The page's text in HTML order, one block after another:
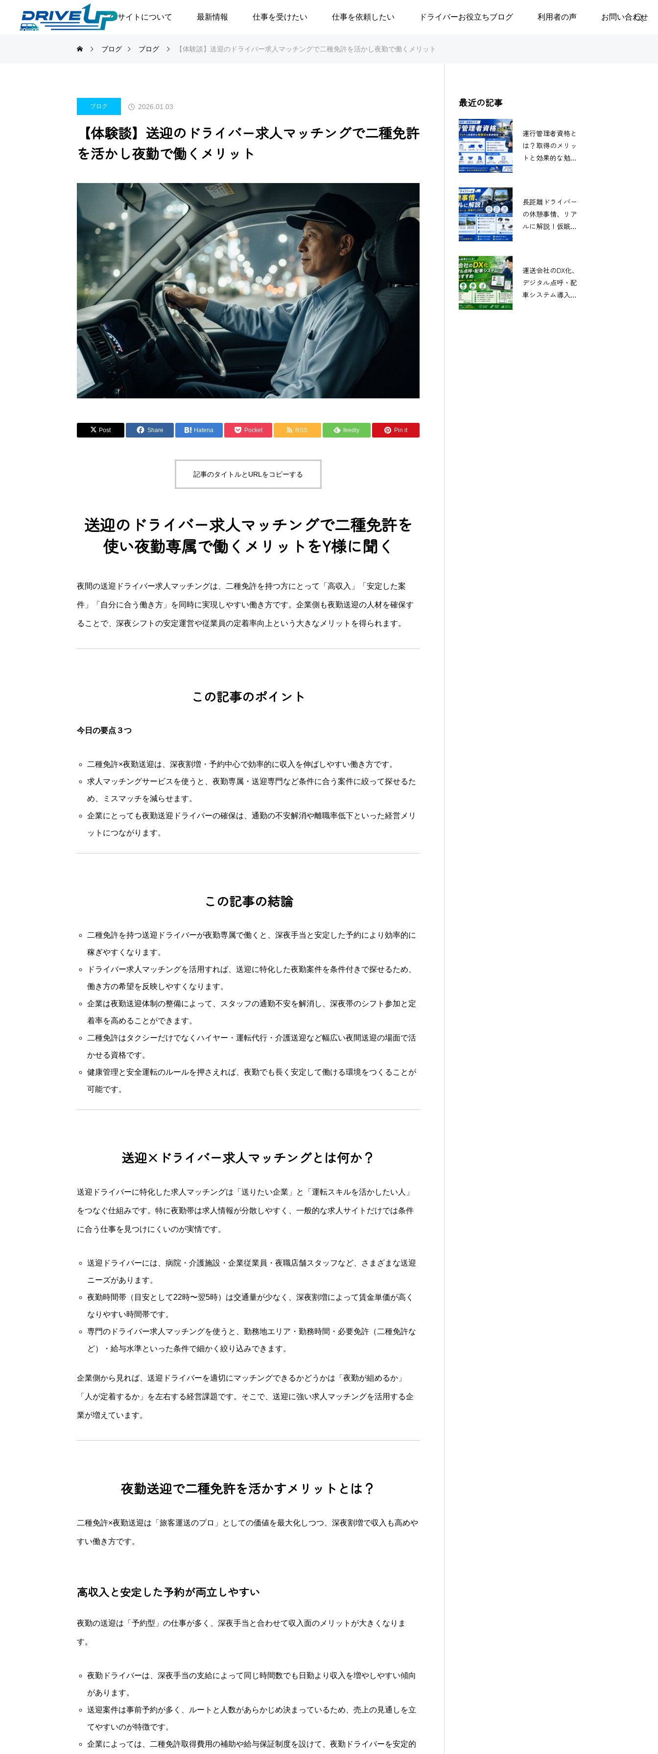
このサイトについて 最新情報 仕事を受けたい 仕事を依頼したい ドライバーお役立ちブログ 利用者の声 お問い合わせ
ブログ ブログ 【体験談】送迎のドライバー求人マッチングで二種免許を活かし夜勤で働くメリット
ブログ 2026.01.03
【体験談】送迎のドライバー求人マッチングで二種免許
を活かし夜勤で働くメリット
Post Share Hatena Pocket RSS feedly Pin it
記事のタイトルとURLをコピーする
送迎のドライバー求人マッチングで二種免許を
使い夜勤専属で働くメリットをY様に聞く
夜間の送迎ドライバー求人マッチングは、二種免許を持つ方にとって「高収入」「安定した案
件」「自分に合う働き方」を同時に実現しやすい働き方です。企業側も夜勤送迎の人材を確保す
ることで、深夜シフトの安定運営や従業員の定着率向上という大きなメリットを得られます。
この記事のポイント
今日の要点３つ
二種免許×夜勤送迎は、深夜割増・予約中心で効率的に収入を伸ばしやすい働き方です。
求人マッチングサービスを使うと、夜勤専属・送迎専門など条件に合う案件に絞って探せるた
め、ミスマッチを減らせます。
企業にとっても夜勤送迎ドライバーの確保は、通勤の不安解消や離職率低下といった経営メリ
ットにつながります。
この記事の結論
二種免許を持つ送迎ドライバーが夜勤専属で働くと、深夜手当と安定した予約により効率的に
稼ぎやすくなります。
ドライバー求人マッチングを活用すれば、送迎に特化した夜勤案件を条件付きで探せるため、
働き方の希望を反映しやすくなります。
企業は夜勤送迎体制の整備によって、スタッフの通勤不安を解消し、深夜帯のシフト参加と定
着率を高めることができます。
二種免許はタクシーだけでなくハイヤー・運転代行・介護送迎など幅広い夜間送迎の場面で活
かせる資格です。
健康管理と安全運転のルールを押さえれば、夜勤でも長く安定して働ける環境をつくることが
可能です。
送迎×ドライバー求人マッチングとは何か？
送迎ドライバーに特化した求人マッチングは「送りたい企業」と「運転スキルを活かしたい人」
をつなぐ仕組みです。特に夜勤帯は求人情報が分散しやすく、一般的な求人サイトだけでは条件
に合う仕事を見つけにくいのが実情です。
送迎ドライバーには、病院・介護施設・企業従業員・夜職店舗スタッフなど、さまざまな送迎
ニーズがあります。
夜勤時間帯（目安として22時〜翌5時）は交通量が少なく、深夜割増によって賃金単価が高く
なりやすい時間帯です。
専門のドライバー求人マッチングを使うと、勤務地エリア・勤務時間・必要免許（二種免許な
ど）・給与水準といった条件で細かく絞り込みできます。
企業側から見れば、送迎ドライバーを適切にマッチングできるかどうかは「夜勤が組めるか」
「人が定着するか」を左右する経営課題です。そこで、送迎に強い求人マッチングを活用する企
業が増えています。
夜勤送迎で二種免許を活かすメリットとは？
二種免許×夜勤送迎は「旅客運送のプロ」としての価値を最大化しつつ、深夜割増で収入も高めや
すい働き方です。
高収入と安定した予約が両立しやすい
夜勤の送迎は「予約型」の仕事が多く、深夜手当と合わせて収入面のメリットが大きくなりま
す。
夜勤ドライバーは、深夜手当の支給によって同じ時間数でも日勤より収入を増やしやすい傾向
があります。
送迎案件は事前予約が多く、ルートと人数があらかじめ決まっているため、売上の見通しを立
てやすいのが特徴です。
企業によっては、二種免許取得費用の補助や給与保証制度を設けて、夜勤ドライバーを安定的
最近の記事
運行管理者資格と
は？取得のメリッ
トと効果的な勉強
長距離ドライバー
の休憩事情、リア
ルに解説！仮眠場
運送会社のDX化、
デジタル点呼・配
車システム導入の